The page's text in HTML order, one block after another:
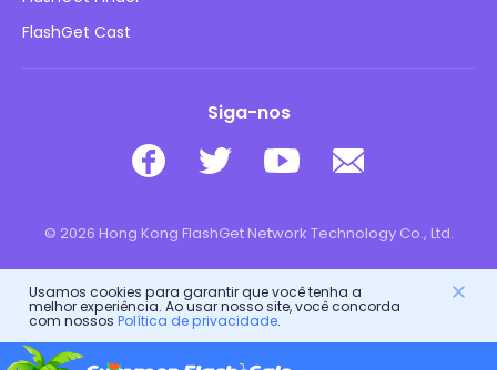
Não Venda Minhas Informações
Baixar
FlashGet Cast
Siga-nos
© 2026 Hong Kong FlashGet Network Technology Co., Ltd.
Usamos cookies para garantir que você tenha a
melhor experiência. Ao usar nosso site, você concorda
com nossos Política de privacidade.